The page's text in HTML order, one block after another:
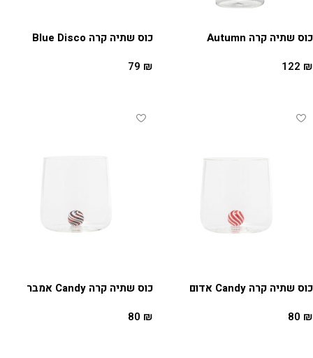
כוס שתיה קרה Autumn
122 ₪
כוס שתיה קרה Blue Disco
79 ₪
כוס שתיה קרה Candy אדום
80 ₪
כוס שתיה קרה Candy אמבר
80 ₪